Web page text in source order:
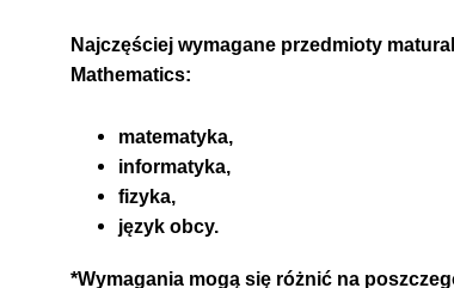
Najczęściej wymagane przedmioty
Mathematics:
matematyka,
informatyka,
fizyka,
język obcy.
*Wymagania mogą się różnić na